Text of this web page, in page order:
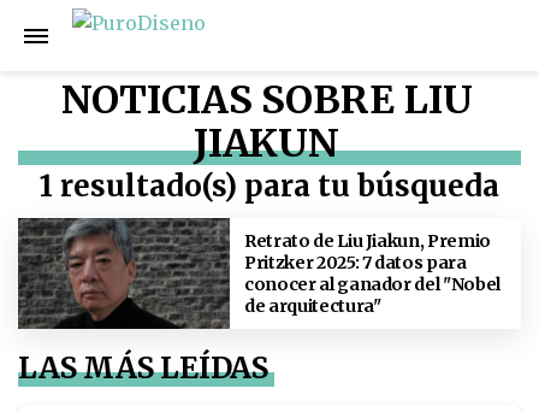
NOTICIAS SOBRE LIU
JIAKUN
1 resultado(s) para tu búsqueda
Retrato de Liu Jiakun, Premio
Pritzker 2025: 7 datos para
conocer al ganador del "Nobel
de arquitectura"
LAS MÁS LEÍDAS